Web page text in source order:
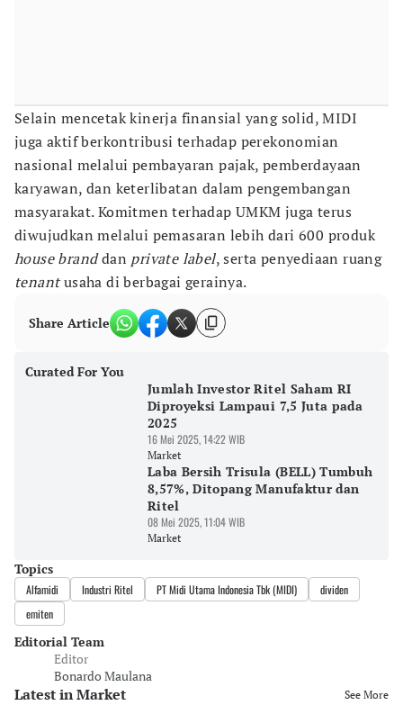
Selain mencetak kinerja finansial yang solid, MIDI
juga aktif berkontribusi terhadap perekonomian
nasional melalui pembayaran pajak, pemberdayaan
karyawan, dan keterlibatan dalam pengembangan
masyarakat. Komitmen terhadap UMKM juga terus
diwujudkan melalui pemasaran lebih dari 600 produk
house branddan private label, serta penyediaan ruang
tenantusaha di berbagai gerainya.
Share Article
Curated For You
Jumlah Investor Ritel Saham RI
Diproyeksi Lampaui 7,5 Juta pada
2025
16 Mei 2025, 14:22 WIB
Market
Laba Bersih Trisula (BELL) Tumbuh
8,57%, Ditopang Manufaktur dan
Ritel
08 Mei 2025, 11:04 WIB
Market
Topics
Alfamidi Industri Ritel PT Midi Utama Indonesia Tbk (MIDI)
dividen
emiten
Editorial Team
Editor
Bonardo Maulana
Latest in Market See More